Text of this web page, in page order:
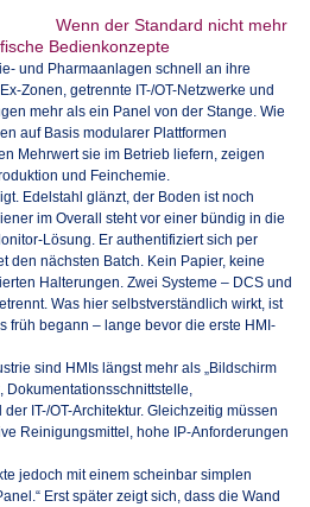
Wenn der Standard nicht mehr
Bedienkonzepte
und Pharmaanlagen schnell an ihre
Zonen, getrennte IT-/OT-Netzwerke und
mehr als ein Panel von der Stange. Wie
auf Basis modularer Plattformen
Mehrwert sie im Betrieb liefern, zeigen
und Feinchemie.
Edelstahl glänzt, der Boden ist noch
im Overall steht vor einer bündig in die
Lösung. Er authentifiziert sich per
den nächsten Batch. Kein Papier, keine
Halterungen. Zwei Systeme – DCS und
Was hier selbstverständlich wirkt, ist
früh begann – lange bevor die erste HMI-
sind HMIs längst mehr als „Bildschirm
Dokumentationsschnittstelle,
IT-/OT-Architektur. Gleichzeitig müssen
Reinigungsmittel, hohe IP-Anforderungen
jedoch mit einem scheinbar simplen
Erst später zeigt sich, dass die Wand